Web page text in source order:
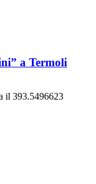
a Termoli
il 393.5496623